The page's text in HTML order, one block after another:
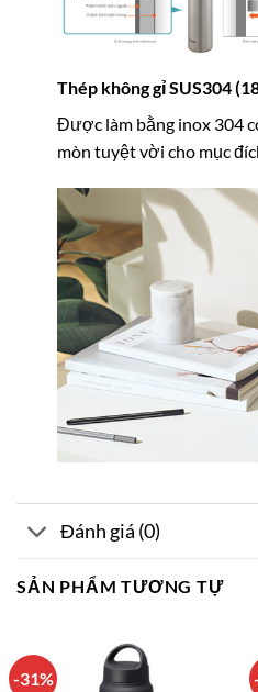
Thép không gỉ SUS304
Được làm bằng inox 304
mòn tuyệt vời cho mục
Đánh giá (0)
SẢN PHẨM TƯƠNG TỰ
-31%